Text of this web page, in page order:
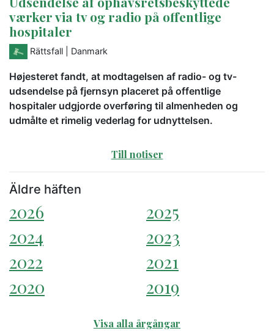
værker via tv og radio på offentlige
hospitaler
Rättsfall | Danmark
Højesteret fandt, at modtagelsen af radio- og tv-
udsendelse på fjernsyn placeret på offentlige
hospitaler udgjorde overføring til almenheden og
udmålte et rimelig vederlag for udnyttelsen.
Till notiser
Äldre häften
2026
2025
2024
2023
2022
2021
2020
2019
Visa alla årgångar